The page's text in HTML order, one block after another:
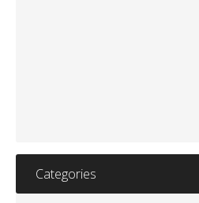
Categories